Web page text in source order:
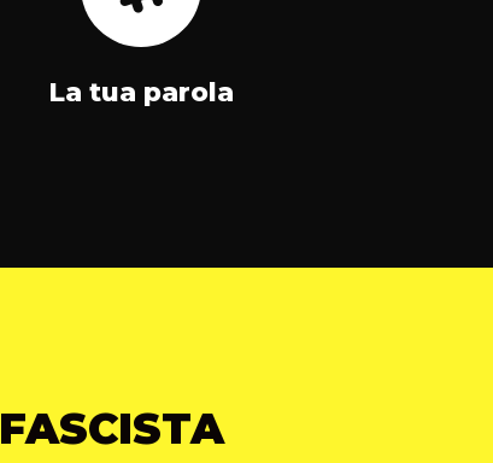
La tua parola